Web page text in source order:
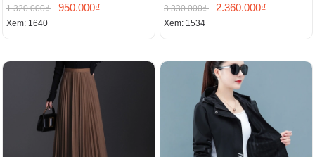
1.320.000₫ 950.000₫
Xem: 1640
cấp
3.330.000₫ 2.360.000₫
Xem: 1534